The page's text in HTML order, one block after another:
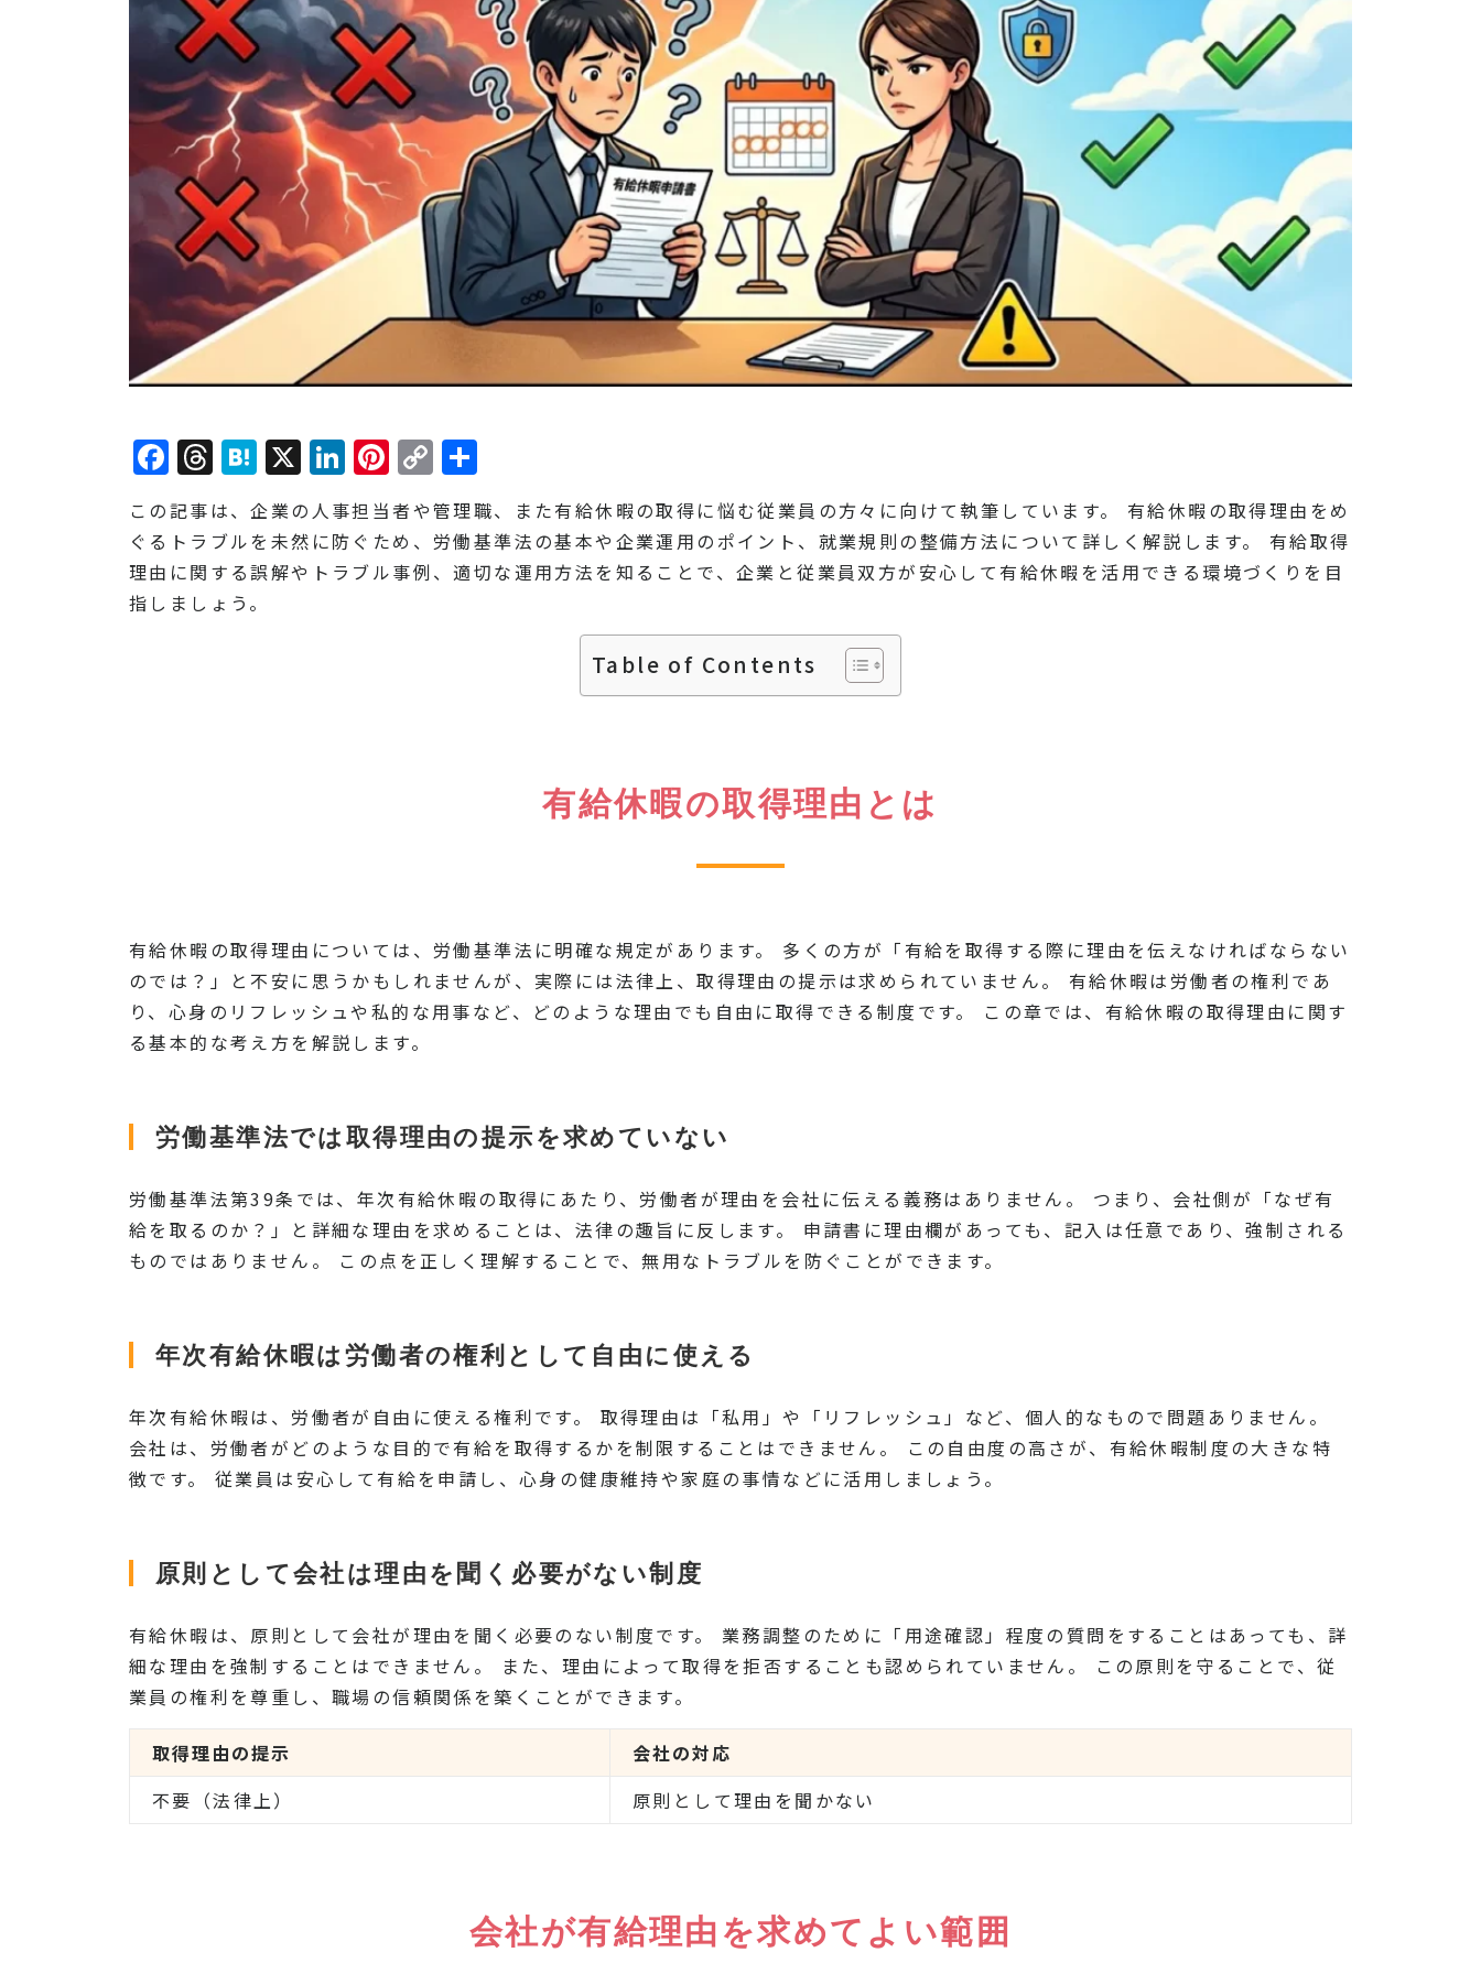
Facebook
Threads
Hatena
X LinkedIn
Pinterest
Copy
Link
有
この記事は、企業の人事担当者や管理職、また有給休暇の取得に悩む従業員の方々に向けて執筆しています。 有給休暇の取得理由をめ
ぐるトラブルを未然に防ぐため、労働基準法の基本や企業運用のポイント、就業規則の整備方法について詳しく解説します。 有給取得
理由に関する誤解やトラブル事例、適切な運用方法を知ることで、企業と従業員双方が安心して有給休暇を活用できる環境づくりを目
指しましょう。
Table of Contents
有給休暇の取得理由とは
有給休暇の取得理由については、労働基準法に明確な規定があります。 多くの方が「有給を取得する際に理由を伝えなければならない
のでは？」と不安に思うかもしれませんが、実際には法律上、取得理由の提示は求められていません。 有給休暇は労働者の権利であ
り、心身のリフレッシュや私的な用事など、どのような理由でも自由に取得できる制度です。 この章では、有給休暇の取得理由に関す
る基本的な考え方を解説します。
労働基準法では取得理由の提示を求めていない
労働基準法第39条では、年次有給休暇の取得にあたり、労働者が理由を会社に伝える義務はありません。 つまり、会社側が「なぜ有
給を取るのか？」と詳細な理由を求めることは、法律の趣旨に反します。 申請書に理由欄があっても、記入は任意であり、強制される
ものではありません。 この点を正しく理解することで、無用なトラブルを防ぐことができます。
年次有給休暇は労働者の権利として自由に使える
年次有給休暇は、労働者が自由に使える権利です。 取得理由は「私用」や「リフレッシュ」など、個人的なもので問題ありません。
会社は、労働者がどのような目的で有給を取得するかを制限することはできません。 この自由度の高さが、有給休暇制度の大きな特
徴です。 従業員は安心して有給を申請し、心身の健康維持や家庭の事情などに活用しましょう。
原則として会社は理由を聞く必要がない制度
有給休暇は、原則として会社が理由を聞く必要のない制度です。 業務調整のために「用途確認」程度の質問をすることはあっても、詳
細な理由を強制することはできません。 また、理由によって取得を拒否することも認められていません。 この原則を守ることで、従
業員の権利を尊重し、職場の信頼関係を築くことができます。
取得理由の提示
会社の対応
不要（法律上）
原則として理由を聞かない
会社が有給理由を求めてよい範囲